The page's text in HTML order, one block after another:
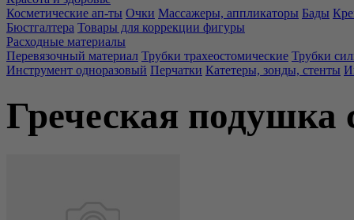
Косметические ап-ты Очки Массажеры, аппликаторы Бады
Бюстгалтера Товары для коррекции фигуры
Расходные материалы
Перевязочный материал Трубки трахеостомические Трубки
Инструмент одноразовый Перчатки Катетеры, зонды, стенты
Греческая подушка